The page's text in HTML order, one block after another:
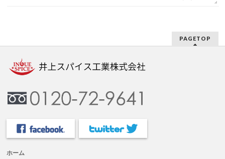
PAGETOP
ホーム